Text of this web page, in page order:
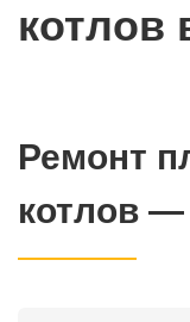
котлов
Ремонт
котлов —